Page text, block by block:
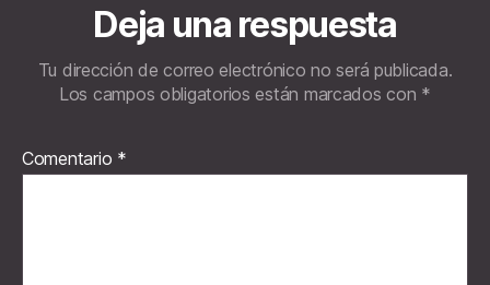
Deja una respuesta
Tu dirección de correo electrónico no será publicada.
Los campos obligatorios están marcados con *
Comentario *